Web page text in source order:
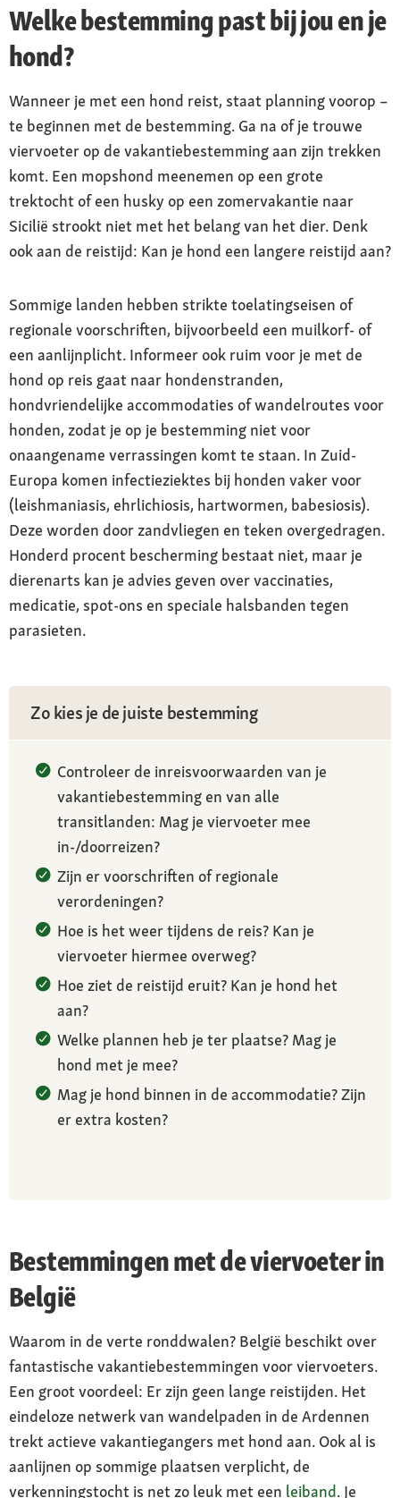
Welke bestemming past bij jou en je
hond?
Wanneer je met een hond reist, staat planning voorop –
te beginnen met de bestemming. Ga na of je trouwe
viervoeter op de vakantiebestemming aan zijn trekken
komt. Een mopshond meenemen op een grote
trektocht of een husky op een zomervakantie naar
Sicilië strookt niet met het belang van het dier. Denk
ook aan de reistijd: Kan je hond een langere reistijd aan?
Sommige landen hebben strikte toelatingseisen of
regionale voorschriften, bijvoorbeeld een muilkorf- of
een aanlijnplicht. Informeer ook ruim voor je met de
hond op reis gaat naar hondenstranden,
hondvriendelijke accommodaties of wandelroutes voor
honden, zodat je op je bestemming niet voor
onaangename verrassingen komt te staan. In Zuid-
Europa komen infectieziektes bij honden vaker voor
(leishmaniasis, ehrlichiosis, hartwormen, babesiosis).
Deze worden door zandvliegen en teken overgedragen.
Honderd procent bescherming bestaat niet, maar je
dierenarts kan je advies geven over vaccinaties,
medicatie, spot-ons en speciale halsbanden tegen
parasieten.
Zo kies je de juiste bestemming
Controleer de inreisvoorwaarden van je
vakantiebestemming en van alle
transitlanden: Mag je viervoeter mee
in-/doorreizen?
Zijn er voorschriften of regionale
verordeningen?
Hoe is het weer tijdens de reis? Kan je
viervoeter hiermee overweg?
Hoe ziet de reistijd eruit? Kan je hond het
aan?
Welke plannen heb je ter plaatse? Mag je
hond met je mee?
Mag je hond binnen in de accommodatie? Zijn
er extra kosten?
Bestemmingen met de viervoeter in
België
Waarom in de verte ronddwalen? België beschikt over
fantastische vakantiebestemmingen voor viervoeters.
Een groot voordeel: Er zijn geen lange reistijden. Het
eindeloze netwerk van wandelpaden in de Ardennen
trekt actieve vakantiegangers met hond aan. Ook al is
aanlijnen op sommige plaatsen verplicht, de
verkenningstocht is net zo leuk met een leiband. Je